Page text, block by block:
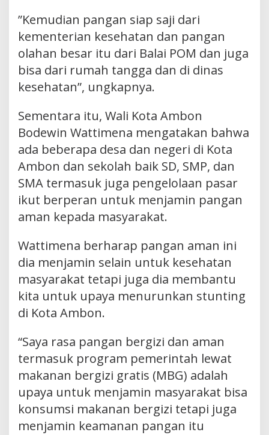
”Kemudian pangan siap saji dari
kementerian kesehatan dan pangan
olahan besar itu dari Balai POM dan juga
bisa dari rumah tangga dan di dinas
kesehatan”, ungkapnya.
Sementara itu, Wali Kota Ambon
Bodewin Wattimena mengatakan bahwa
ada beberapa desa dan negeri di Kota
Ambon dan sekolah baik SD, SMP, dan
SMA termasuk juga pengelolaan pasar
ikut berperan untuk menjamin pangan
aman kepada masyarakat.
Wattimena berharap pangan aman ini
dia menjamin selain untuk kesehatan
masyarakat tetapi juga dia membantu
kita untuk upaya menurunkan stunting
di Kota Ambon.
“Saya rasa pangan bergizi dan aman
termasuk program pemerintah lewat
makanan bergizi gratis (MBG) adalah
upaya untuk menjamin masyarakat bisa
konsumsi makanan bergizi tetapi juga
menjamin keamanan pangan itu